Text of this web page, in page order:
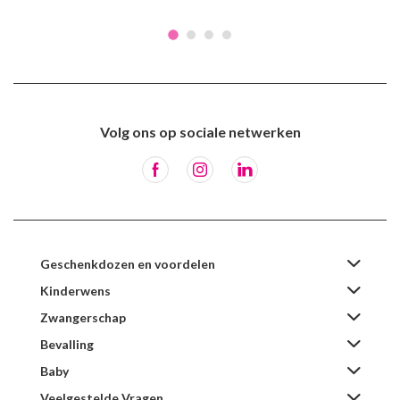
Volg ons op sociale netwerken
Geschenkdozen en voordelen
Kinderwens
Zwangerschap
Bevalling
Baby